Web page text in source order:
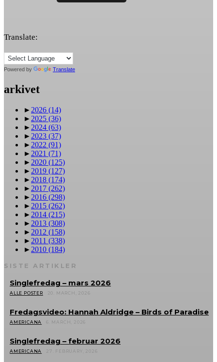
Translate:
Powered by Translate
arkivet
► 2026 (14)
► 2025 (36)
► 2024 (63)
► 2023 (37)
► 2022 (91)
► 2021 (71)
► 2020 (125)
► 2019 (127)
► 2018 (174)
► 2017 (262)
► 2016 (298)
► 2015 (262)
► 2014 (215)
► 2013 (308)
► 2012 (158)
► 2011 (338)
► 2010 (184)
SISTE ARTIKLER
Singlefredag – mars 2026
ALLE POSTER 20. MARCH, 2026
Fredagsvideo: Hannah Aldridge – Birds of Paradise
AMERICANA 6. MARCH, 2026
Singlefredag – februar 2026
AMERICANA 27. FEBRUARY, 2026